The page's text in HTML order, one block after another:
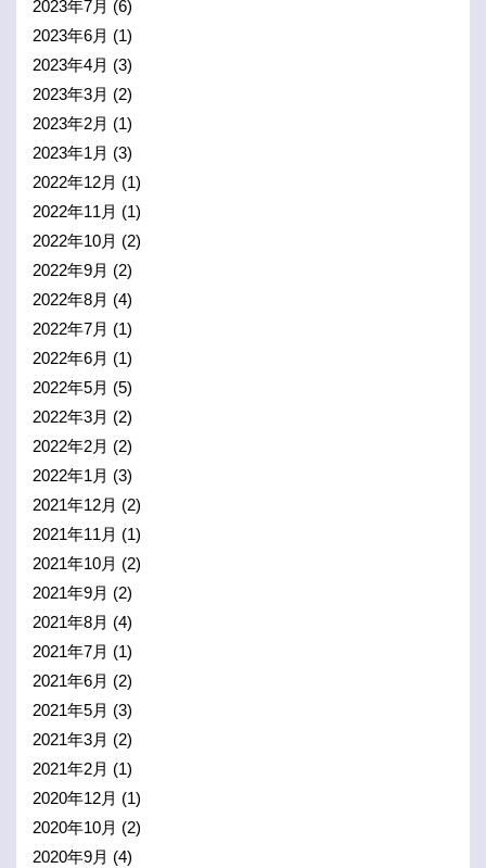
2023年7月 (6)
2023年6月 (1)
2023年4月 (3)
2023年3月 (2)
2023年2月 (1)
2023年1月 (3)
2022年12月 (1)
2022年11月 (1)
2022年10月 (2)
2022年9月 (2)
2022年8月 (4)
2022年7月 (1)
2022年6月 (1)
2022年5月 (5)
2022年3月 (2)
2022年2月 (2)
2022年1月 (3)
2021年12月 (2)
2021年11月 (1)
2021年10月 (2)
2021年9月 (2)
2021年8月 (4)
2021年7月 (1)
2021年6月 (2)
2021年5月 (3)
2021年3月 (2)
2021年2月 (1)
2020年12月 (1)
2020年10月 (2)
2020年9月 (4)